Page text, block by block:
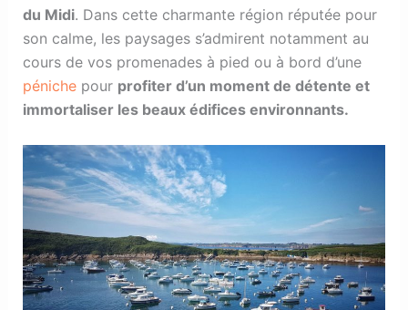
du Midi. Dans cette charmante région réputée pour
son calme, les paysages s’admirent notamment au
cours de vos promenades à pied ou à bord d’une
pénichepour profiter d’un moment de détente et
immortaliser les beaux édifices environnants.